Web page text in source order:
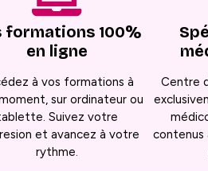
formations 100%
en ligne
à vos formations à
sur ordinateur ou
Suivez votre
et avancez à votre
rythme.
Centre
contenus